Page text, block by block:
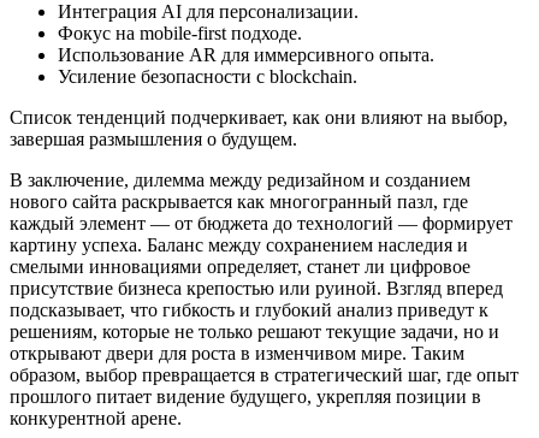
Интеграция AI для персонализации.
Фокус на mobile-first подходе.
Использование AR для иммерсивного опыта.
Усиление безопасности с blockchain.
Список тенденций подчеркивает, как они влияют на выбор,
завершая размышления о будущем.
В заключение, дилемма между редизайном и созданием
нового сайта раскрывается как многогранный пазл, где
каждый элемент — от бюджета до технологий — формирует
картину успеха. Баланс между сохранением наследия и
смелыми инновациями определяет, станет ли цифровое
присутствие бизнеса крепостью или руиной. Взгляд вперед
подсказывает, что гибкость и глубокий анализ приведут к
решениям, которые не только решают текущие задачи, но и
открывают двери для роста в изменчивом мире. Таким
образом, выбор превращается в стратегический шаг, где опыт
прошлого питает видение будущего, укрепляя позиции в
конкурентной арене.